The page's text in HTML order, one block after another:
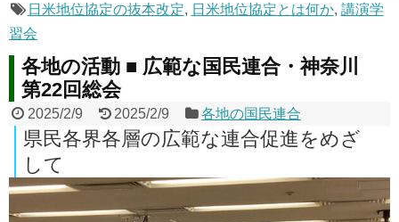
日米地位協定の抜本改定, 日米地位協定とは何か, 講演学
習会
各地の活動 ■ 広範な国民連合・神奈川
第22回総会
2025/2/9 2025/2/9 各地の国民連合
県民各界各層の広範な連合促進をめざ
して